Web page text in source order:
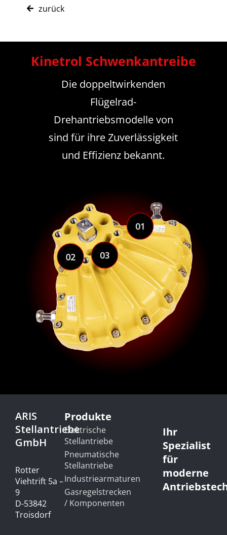
zurück
Kinetrol Schwenkantreibe
Die doppeltwirkenden
Flügelrad-
Drehantriebsmodelle von
sind für ihre Zuverlässigkeit
und Effizienz bekannt.
01
02 03
ARIS
Stellantriebe
GmbH
Rotter
Viehtrift 5a –
9
D-53842
Troisdorf
Produkte
Elektrische
Stellantriebe
Pneumatische
Stellantriebe
Industriearmaturen
Gasregelstrecken
/ Komponenten
Ihr
Spezialist
für
moderne